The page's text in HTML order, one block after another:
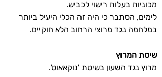
מכוניות בעלות רישוי לכביש.
לימים, הסתבר כי היה זה הכלי היעיל ביותר
במלחמה נגד מרוצי הרחוב הלא חוקיים.
שיטת המרוץ
מרוץ נגד השעון בשיטת 'נוקאאוט'.